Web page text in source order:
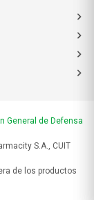
General de Defensa
S.A., CUIT
de los productos